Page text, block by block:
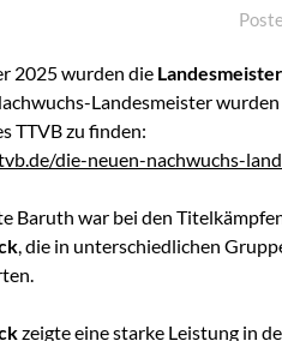
2025 wurden die
Landesmeister
TTVB zu finden:
die-neuen-nachwuchs-
Baruth war bei den
, die in unterschiedlichen
zeigte eine starke Leistung in